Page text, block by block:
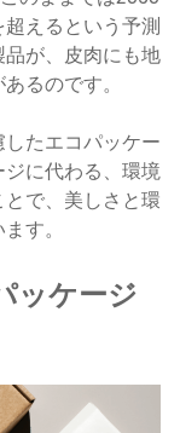
えるという予測
が、皮肉にも地
るのです。
たエコパッケー
に代わる、環境
で、美しさと環
す。
ッケージ